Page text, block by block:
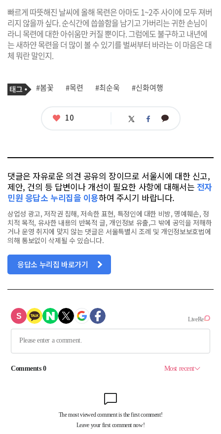
빠르게 따뜻해진 날씨에 올해 목련은 아마도 1~2주 사이에 모두 져버
리지 않을까 싶다. 순식간에 씁쓸함을 남기고 가버리는 귀한 손님이
라니 목련에 대한 아쉬움만 커질 뿐이다. 그럼에도 불구하고 내년에
는 새하얀 목련을 더 많이 볼 수 있기를 벌써부터 바라는 이 마음은 대
체 뭐란 말인지.
기
사
태
그
#봄꽃 #목련 #최순욱 #신화여행
좋
10 트 페 카
댓글은 자유로운 의견 공유의 장이므로 서울시에 대한 신고,
제안, 건의 등 답변이나 개선이 필요한 사항에 대해서는 전자
민원 응답소 누리집을 이용하여 주시기 바랍니다.
상업성 광고, 저작권 침해, 저속한 표현, 특정인에 대한 비방, 명예훼손, 정
치적 목적, 유사한 내용의 반복적 글, 개인정보 유출,그 밖에 공익을 저해하
거나 운영 취지에 맞지 않는 댓글은 서울특별시 조례 및 개인정보보호법에
의해 통보없이 삭제될 수 있습니다.
응답소 누리집 바로가기